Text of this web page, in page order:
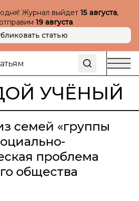
Журнал выйдет 15 августа,
19 августа
статью
УЧЁНЫЙ
семей «группы
проблема
общества